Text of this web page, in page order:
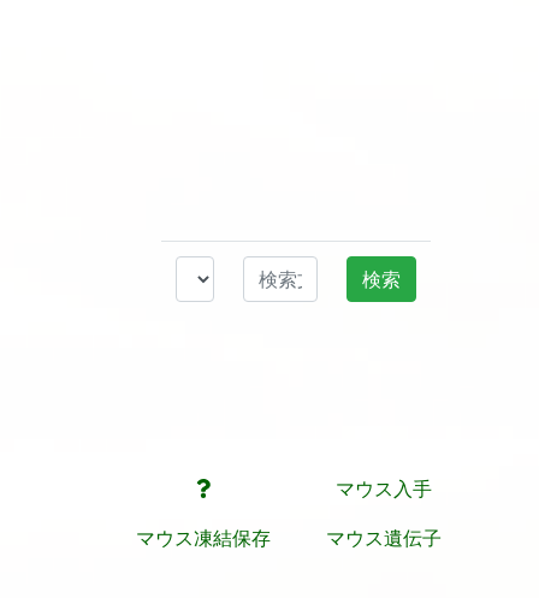
マウス入手
マウス凍結保存 マウス遺伝子